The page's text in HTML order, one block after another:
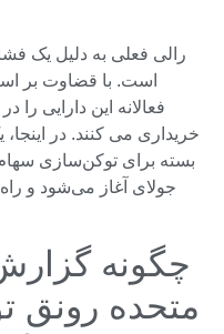
رالی فعلی به دلیل یک
است. با قضاوت بر
فعالانه این دارایی را
بسته برای توکن‌سازی سهام
جولای آغاز می‌شود و
چگونه
متحده رونق